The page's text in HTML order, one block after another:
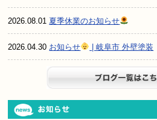
2026.08.01 夏季休業のお知らせ
2026.04.30 お知らせ | 岐阜市 外壁塗装